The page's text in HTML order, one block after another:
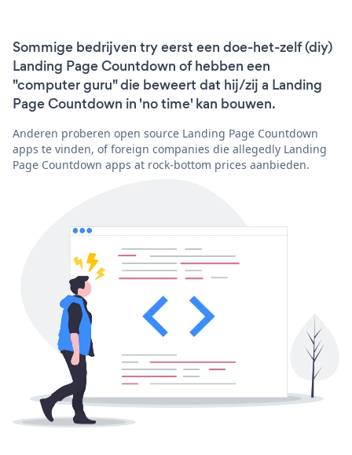
Sommige bedrijven try eerst een doe-het-zelf (diy)
Landing Page Countdown of hebben een
"computer guru" die beweert dat hij/zij a Landing
Page Countdown in 'no time' kan bouwen.
Anderen proberen open source Landing Page Countdown
apps te vinden, of foreign companies die allegedly Landing
Page Countdown apps at rock-bottom prices aanbieden.